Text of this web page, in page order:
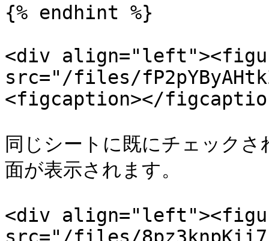
{% endhint %}
<div
src="/files/
<figcaption></
同じシートに既にチェック
面が表示されます。
<div